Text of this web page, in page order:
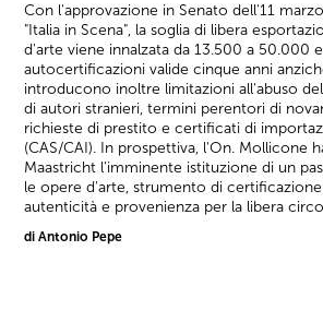
Con l'approvazione in Senato dell'11
"Italia in Scena", la soglia di libera
d'arte viene innalzata da 13.500 a 50.000
autocertificazioni valide cinque anni
introducono inoltre limitazioni all'abuso
di autori stranieri, termini perentori di
richieste di prestito e certificati di
(CAS/CAI). In prospettiva, l'On. Mollicone
Maastricht l'imminente istituzione di un
le opere d'arte, strumento di
autenticità e provenienza per la libera
di Antonio Pepe